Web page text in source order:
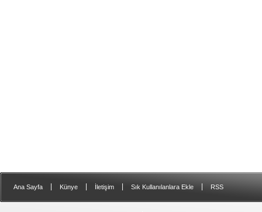
Ana Sayfa Künye İletişim Sık Kullanılanlara Ekle RSS